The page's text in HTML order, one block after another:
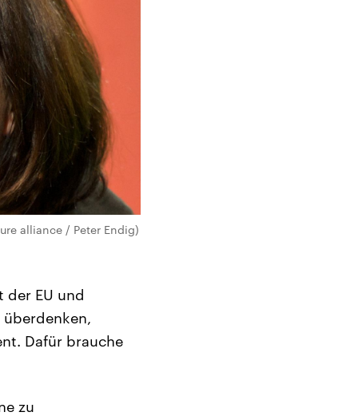
alliance / Peter Endig)
EU und
überdenken,
Dafür brauche
zu